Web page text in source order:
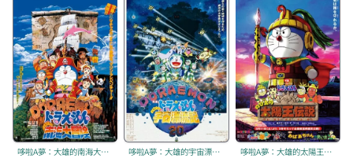
哆啦A夢：大雄的南海大冒險 哆啦A夢：大雄的宇宙漂流記 哆啦A夢：大雄的太陽王傳說